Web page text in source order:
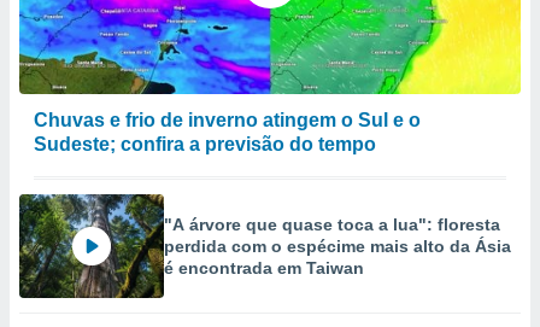
Chuvas e frio de inverno atingem o Sul e o
Sudeste; confira a previsão do tempo
"A árvore que quase toca a lua": floresta
perdida com o espécime mais alto da Ásia
é encontrada em Taiwan